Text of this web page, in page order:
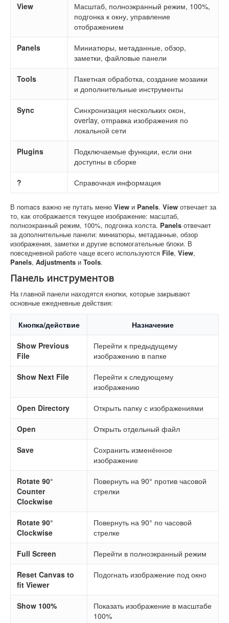
View
Масштаб, полноэкранный режим, 100%,
подгонка к окну, управление
отображением
Panels
Миниатюры, метаданные, обзор,
заметки, файловые панели
Tools
Пакетная обработка, создание мозаики
и дополнительные инструменты
Sync
Синхронизация нескольких окон,
overlay, отправка изображения по
локальной сети
Plugins
Подключаемые функции, если они
доступны в сборке
? Справочная информация
В nomacs важно не путать меню View и Panels. View отвечает за
то, как отображается текущее изображение: масштаб,
полноэкранный режим, 100%, подгонка холста. Panels отвечает
за дополнительные панели: миниатюры, метаданные, обзор
изображения, заметки и другие вспомогательные блоки. В
повседневной работе чаще всего используются File, View,
Panels, Adjustments и Tools.
Панель инструментов
На главной панели находятся кнопки, которые закрывают
основные ежедневные действия:
Кнопка/действие Назначение
Show Previous
File
Перейти к предыдущему
изображению в папке
Show Next File
Перейти к следующему
изображению
Open Directory Открыть папку с изображениями
Open Открыть отдельный файл
Save
Сохранить изменённое
изображение
Rotate 90°
Counter
Clockwise
Повернуть на 90° против часовой
стрелки
Rotate 90°
Clockwise
Повернуть на 90° по часовой
стрелке
Full Screen Перейти в полноэкранный режим
Reset Canvas to
fit Viewer
Подогнать изображение под окно
Show 100%
Показать изображение в масштабе
100%